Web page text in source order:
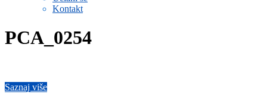
Kontakt
PCA_0254
Saznaj više